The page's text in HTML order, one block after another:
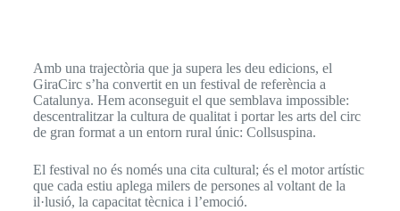
Amb una trajectòria que ja supera les deu edicions, el
GiraCirc s’ha convertit en un festival de referència a
Catalunya. Hem aconseguit el que semblava impossible:
descentralitzar la cultura de qualitat i portar les arts del circ
de gran format a un entorn rural únic: Collsuspina.
El festival no és només una cita cultural; és el motor artístic
que cada estiu aplega milers de persones al voltant de la
il·lusió, la capacitat tècnica i l’emoció.